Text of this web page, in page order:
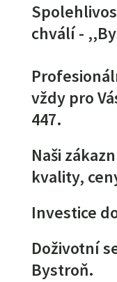
chválí -
vždy pro
447.
Naši
kvality,
Investice
Doživotní
Bystroň.